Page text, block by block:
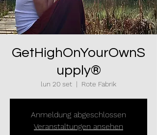
GetHighOnYourOwnS
upply®
lun 20 set
  |
Rote Fabrik
Anmeldung abgeschlossen
Veranstaltungen ansehen